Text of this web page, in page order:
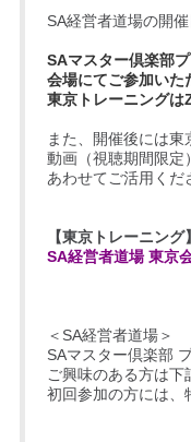
SA経営者道場の開
SAマスター倶楽部
会場にてご参加いた
東京トレーニングは
また、開催後には
動画（視聴期間限定
あわせてご活用くだ
【東京トレーニング】
SA経営者道場 東京
＜SA経営者道場＞
SAマスター倶楽部
ご興味のある方は下
初回参加の方には、